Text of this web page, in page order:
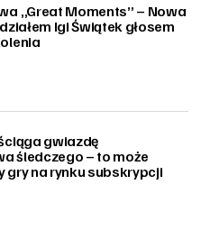
„Great Moments” – Nowa
Igi Świątek głosem
gwiazdę
śledczego – to może
gry na rynku subskrypcji